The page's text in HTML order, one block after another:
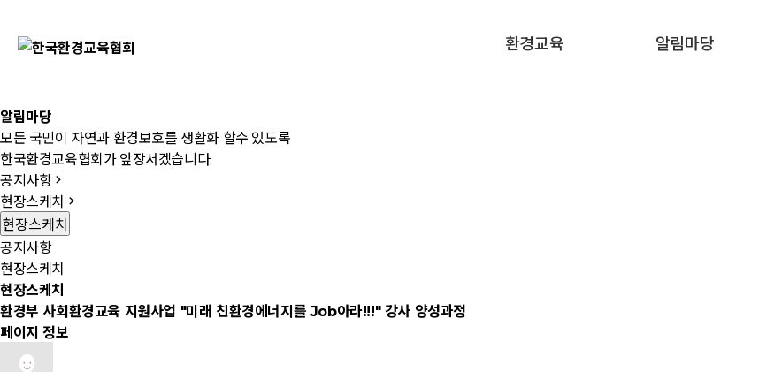
환경교육 알림마당
알림마당
모든 국민이 자연과 환경보호를 생활화 할수 있도록
한국환경교육협회가 앞장서겠습니다.
공지사항
현장스케치
현장스케치
공지사항
현장스케치
현장스케치
환경부 사회환경교육 지원사업 "미래 친환경에너지를 Job아라!!!" 강사 양성과정
페이지 정보